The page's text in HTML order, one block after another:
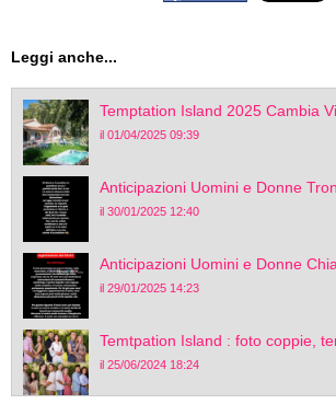
Leggi anche...
Temptation Island 2025 Cambia
il 01/04/2025 09:39
Anticipazioni Uomini e Donne
il 30/01/2025 12:40
Anticipazioni Uomini e Donne
il 29/01/2025 14:23
Temtpation Island : foto coppie,
il 25/06/2024 18:24